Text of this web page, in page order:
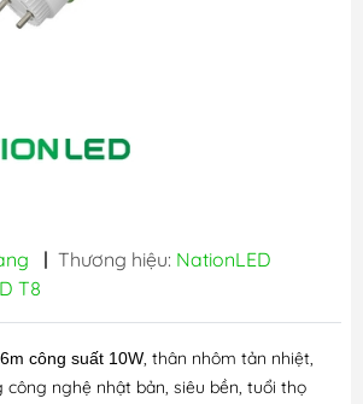
| Thương hiệu: NationLED
T8
công suất 10W, thân nhôm tản nhiệt,
công nghệ nhật bản, siêu bền, tuổi thọ